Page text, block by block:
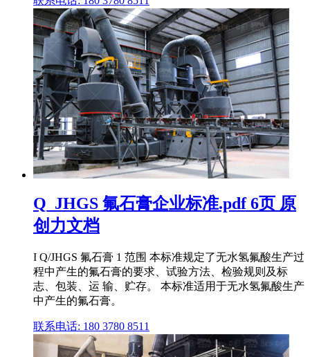
Q_JHGS 氟石膏企业标准.pdf 6页 原
创力文档
I Q/JHGS 氟石膏 1 范围 本标准规定了无水氢氟酸生产过
程中产生的氟石膏的要求、试验方法、检验规则及标
志、包装、运 输、贮存。 本标准适用于无水氢氟酸生产
中产生的氟石膏。
联系电话: 180 3780 8511